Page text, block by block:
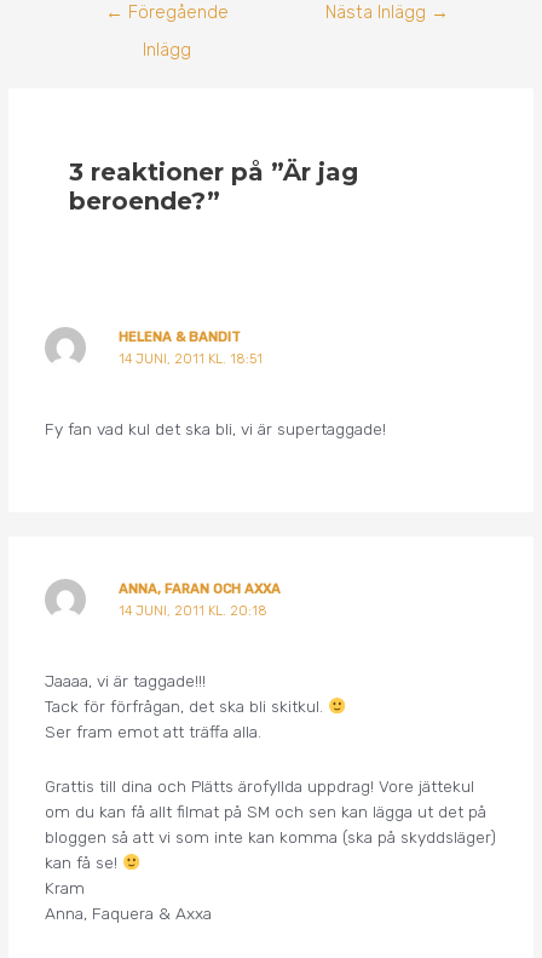
← Föregående
Inlägg
Nästa Inlägg →
3 reaktioner på ”Är jag
beroende?”
HELENA & BANDIT
14 JUNI, 2011 KL. 18:51
Fy fan vad kul det ska bli, vi är supertaggade!
ANNA, FARAN OCH AXXA
14 JUNI, 2011 KL. 20:18
Jaaaa, vi är taggade!!!
Tack för förfrågan, det ska bli skitkul.
Ser fram emot att träffa alla.
Grattis till dina och Plätts ärofyllda uppdrag! Vore jättekul
om du kan få allt filmat på SM och sen kan lägga ut det på
bloggen så att vi som inte kan komma (ska på skyddsläger)
kan få se!
Kram
Anna, Faquera & Axxa